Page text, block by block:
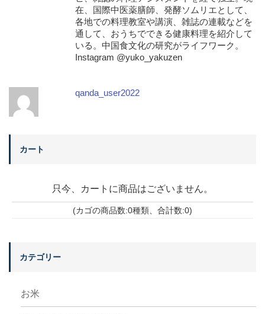
在、国際中医薬膳師、発酵ソムリエとして、
各地での料理教室や講演、雑誌の連載などを
通して、おうちでできる健康料理を紹介して
いる。中国食文化の研究がライフワーク。
Instagram @yuko_yakuzen
qanda_user2022
カート
只今、カートに商品はございません。
(カゴの商品数:0種類、合計数:0)
カテゴリー
お米